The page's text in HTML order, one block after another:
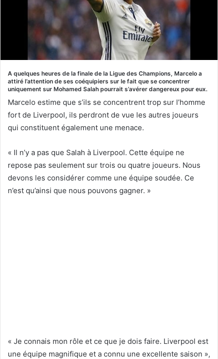
A quelques heures de la finale de la Ligue des Champions, Marcelo a
attiré l’attention de ses coéquipiers sur le fait que se concentrer
uniquement sur Mohamed Salah pourrait s’avérer dangereux pour eux.
Marcelo estime que s’ils se concentrent trop sur l’homme
fort de Liverpool, ils perdront de vue les autres joueurs
qui constituent également une menace.
« Il n’y a pas que Salah à Liverpool. Cette équipe ne
repose pas seulement sur trois ou quatre joueurs. Nous
devons les considérer comme une équipe soudée. Ce
n’est qu’ainsi que nous pouvons gagner. »
« Je connais mon rôle et ce que je dois faire. Liverpool est
une équipe magnifique et a connu une excellente saison »,